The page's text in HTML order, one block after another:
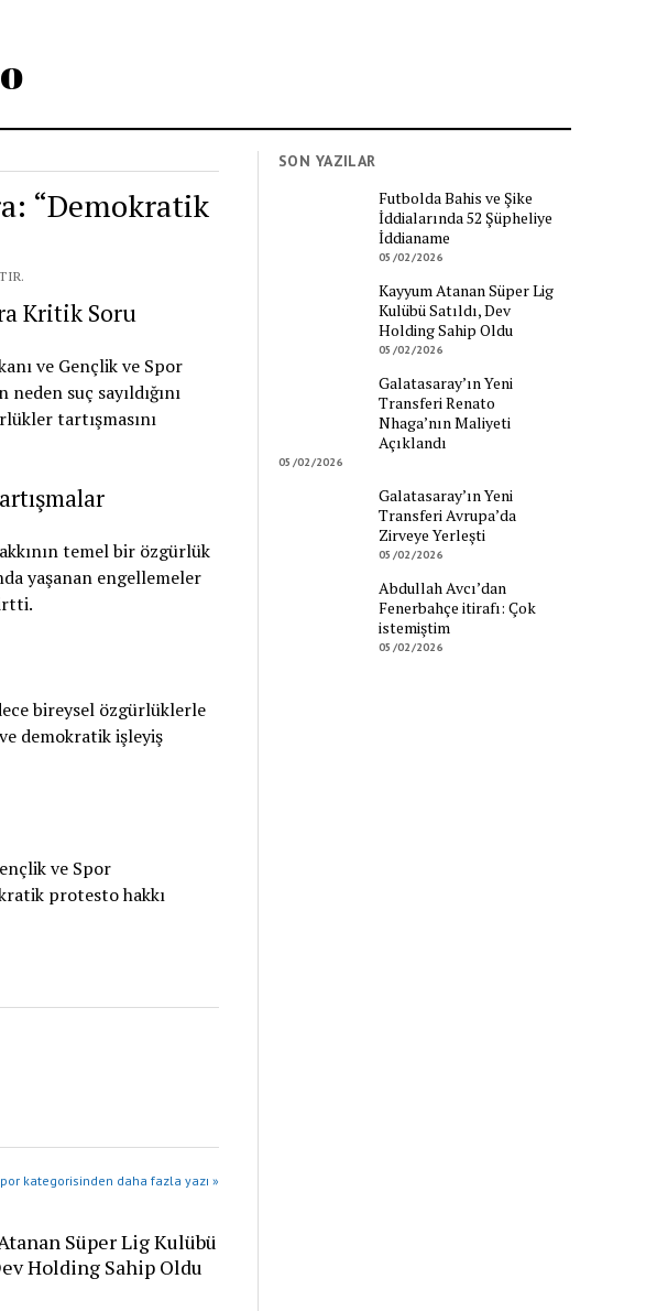
“Demokratik
Kritik Soru
ve Gençlik ve Spor
suç sayıldığını
tartışmasını
temel bir özgürlük
yaşanan engellemeler
bireysel özgürlüklerle
demokratik işleyiş
ve Spor
protesto hakkı
kategorisinden daha fazla yazı »
Süper Lig Kulübü
Holding Sahip Oldu
SON YAZILAR
Futbolda Bahis ve Şike
İddialarında 52 Şüpheliye
İddianame
05/02/2026
Kayyum Atanan Süper Lig
Kulübü Satıldı, Dev
Holding Sahip Oldu
05/02/2026
Galatasaray’ın Yeni
Transferi Renato
Nhaga’nın Maliyeti
Açıklandı
05/02/2026
Galatasaray’ın Yeni
Transferi Avrupa’da
Zirveye Yerleşti
05/02/2026
Abdullah Avcı’dan
Fenerbahçe itirafı: Çok
istemiştim
05/02/2026